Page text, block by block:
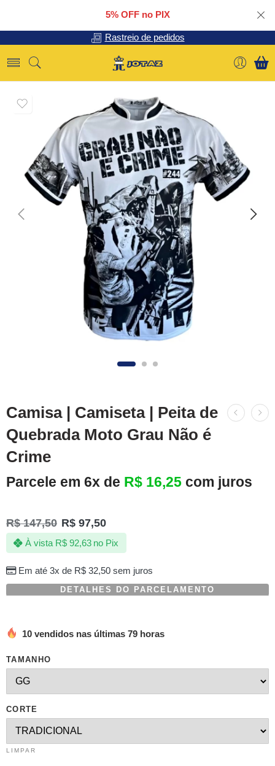
5% OFF no PIX
Rastreio de pedidos
Camisa | Camiseta | Peita de
Quebrada Moto Grau Não é
Crime
Parcele em 6x de R$ 16,25 com juros
R$147,50 R$ 97,50
Em até 3x de R$32,50sem juros
À vista R$92,63 no Pix
DETALHES DO PARCELAMENTO
10 vendidos nas últimas 79 horas
TAMANHO
CORTE
LIMPAR